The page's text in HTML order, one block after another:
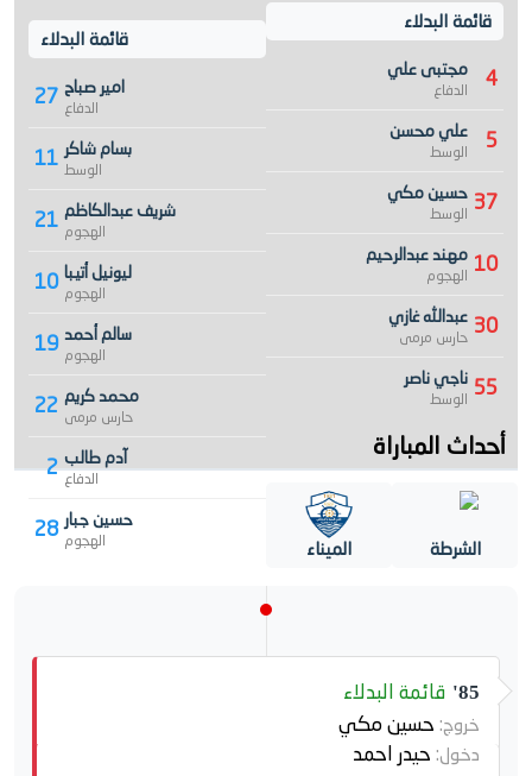
قائمة البدلاء
27 امير صباح
الدفاع
11 بسام شاكر
الوسط
21 شريف عبدالكاظم
الهجوم
10 ليونيل أتيبا
الهجوم
19 سالم أحمد
الهجوم
22 محمد كريم
حارس مرمى
2 آدم طالب
الدفاع
28 حسين جبار
الهجوم
قائمة البدلاء
4 مجتبى علي
الدفاع
5 علي محسن
الوسط
37 حسين مكي
الوسط
10 مهند عبدالرحيم
الهجوم
30 عبدالله غازي
حارس مرمى
55 ناجي ناصر
الوسط
أحداث المباراة
الشرطة الميناء
85' قائمة البدلاء
خروج: حسين مكي
دخول: حيدر احمد